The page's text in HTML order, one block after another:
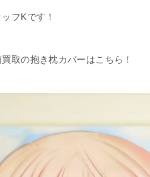
フKです！
取の抱き枕カバーはこちら！